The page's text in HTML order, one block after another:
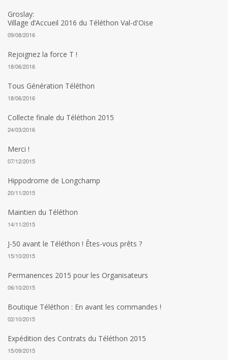
Groslay:
Village d’Accueil 2016 du Téléthon Val-d'Oise
09/08/2016
Rejoignez la force T !
18/06/2016
Tous Génération Téléthon
18/06/2016
Collecte finale du Téléthon 2015
24/03/2016
Merci !
07/12/2015
Hippodrome de Longchamp
20/11/2015
Maintien du Téléthon
14/11/2015
J-50 avant le Téléthon ! Êtes-vous prêts ?
15/10/2015
Permanences 2015 pour les Organisateurs
06/10/2015
Boutique Téléthon : En avant les commandes !
02/10/2015
Expédition des Contrats du Téléthon 2015
15/09/2015